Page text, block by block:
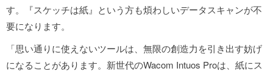
す。『スケッチは紙』という方も煩わしいデータスキャンが不
要になります。
「思い通りに使えないツールは、無限の創造力を引き出す妨げ
になることがあります。新世代のWacom Intuos Proは、紙にス